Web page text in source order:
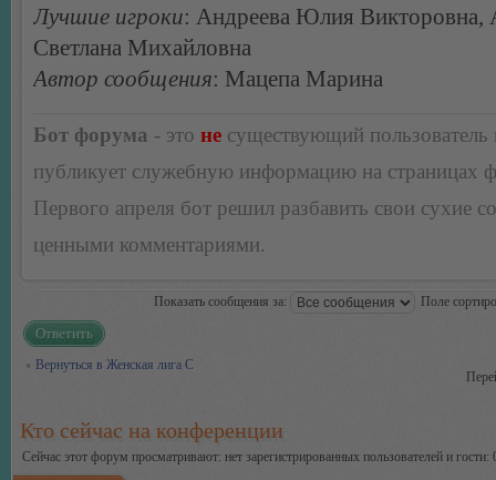
Лучшие игроки: Андреева Юлия Викторовна,
Светлана Михайловна
Автор сообщения: Мацепа Марина
Бот форума - это не существующий пользователь
публикует служебную информацию на страницах
Первого апреля бот решил разбавить свои сухие
ценными комментариями.
Показать сообщения за: Поле
Ответить
Вернуться в Женская лига С
Кто сейчас на конференции
Сейчас этот форум просматривают: нет зарегистрированных пользователей и гости: